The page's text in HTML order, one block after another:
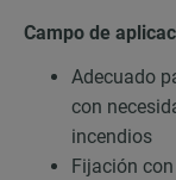
Campo de
Adecuado
con
incendios
Fijación